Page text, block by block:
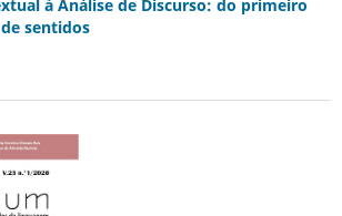
à Análise de Discurso: do primeiro
sentidos